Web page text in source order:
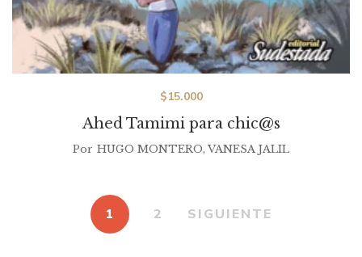
Ahed Tamimi para chic@s
$15.000
Por HUGO MONTERO, VANESA JALIL
1 2 SIGUIENTE